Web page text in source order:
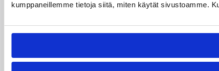
kumppaneillemme tietoja siitä, miten käytät sivustoamme.